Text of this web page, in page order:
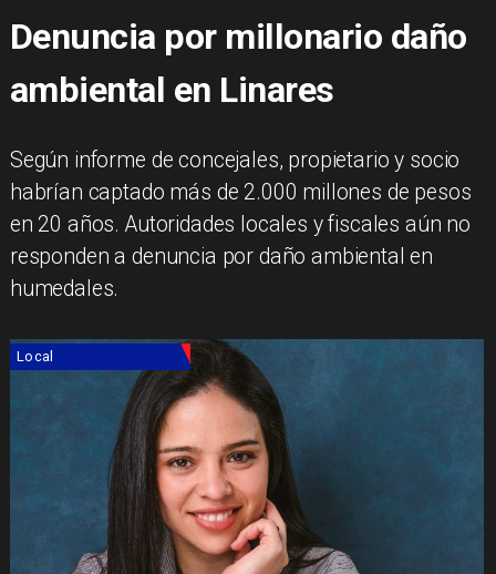
Denuncia por millonario daño
ambiental en Linares
Según informe de concejales, propietario y socio
habrían captado más de 2.000 millones de pesos
en 20 años. Autoridades locales y fiscales aún no
responden a denuncia por daño ambiental en
humedales.
Local